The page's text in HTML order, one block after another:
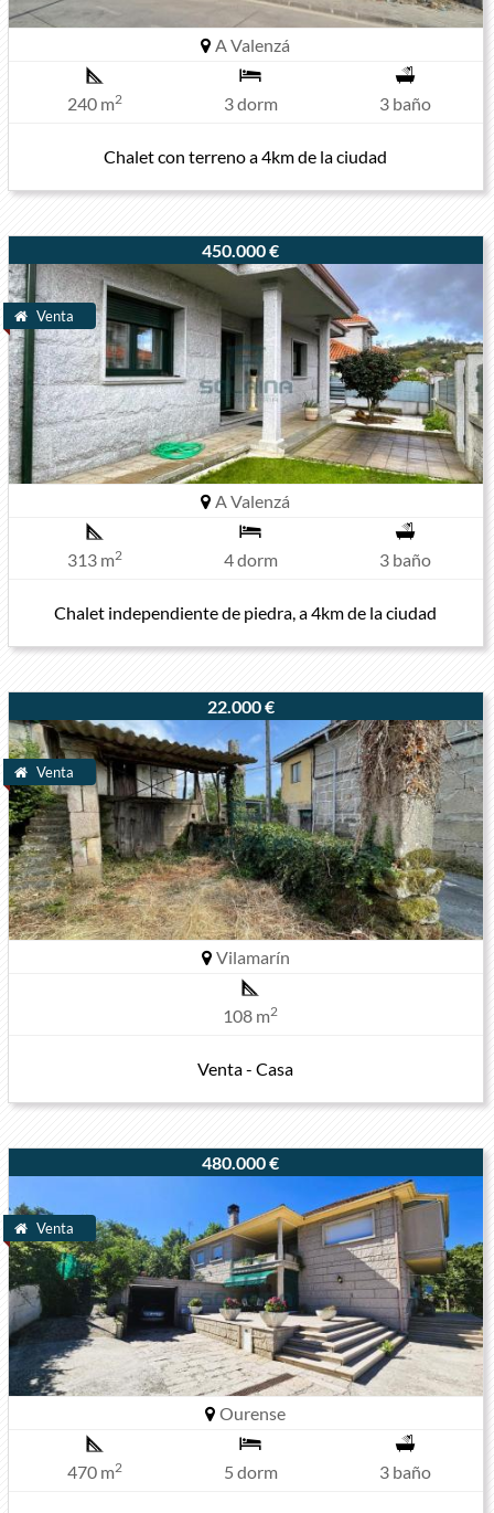
A Valenzá
240 m2 3 dorm 3 baño
Chalet con terreno a 4km de la ciudad
Venta
450.000 €
A Valenzá
313 m2 4 dorm 3 baño
Chalet independiente de piedra, a 4km de la ciudad
Venta
22.000 €
Vilamarín
108 m2
Venta - Casa
Venta
480.000 €
Ourense
470 m2 5 dorm 3 baño